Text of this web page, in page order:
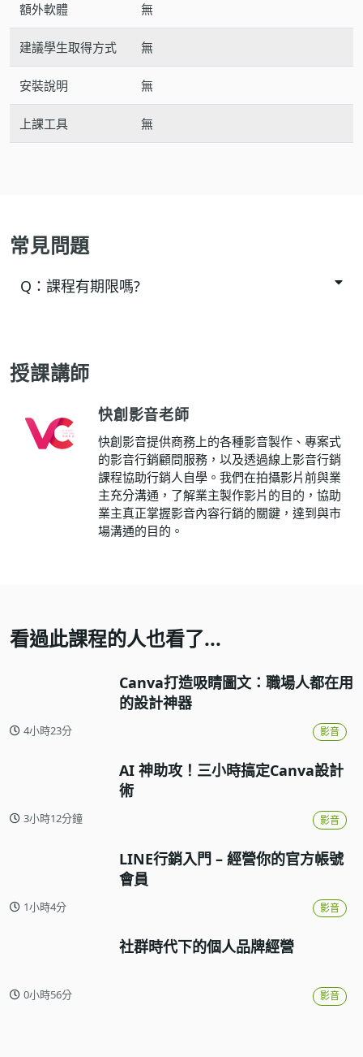
額外軟體 無
建議學生取得方式 無
安裝說明 無
上課工具 無
常見問題
Q： 課程有期限嗎?
授課講師
快創影音老師
快創影音提供商務上的各種影音製作、專案式
的影音行銷顧問服務，以及透過線上影音行銷
課程協助行銷人自學。我們在拍攝影片前與業
主充分溝通，了解業主製作影片的目的，協助
業主真正掌握影音內容行銷的關鍵，達到與市
場溝通的目的。
看過此課程的人也看了...
Canva打造吸睛圖文：職場人都在用
的設計神器
4小時23分 影音
AI 神助攻！三小時搞定Canva設計
術
3小時12分鐘 影音
LINE行銷入門 – 經營你的官方帳號
會員
1小時4分 影音
社群時代下的個人品牌經營
0小時56分 影音